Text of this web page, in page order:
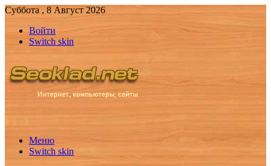
Суббота , 8 Август 2026
Войти
Switch skin
Меню
Switch skin